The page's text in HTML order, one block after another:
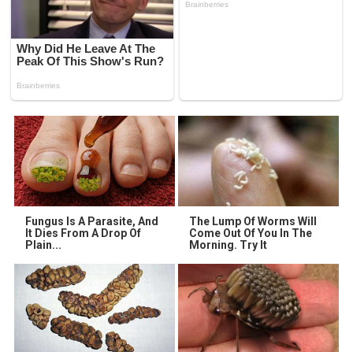
Fungus Is A Parasite, And
It Dies From A Drop Of
Plain...
The Lump Of Worms Will
Come Out Of You In The
Morning. Try It